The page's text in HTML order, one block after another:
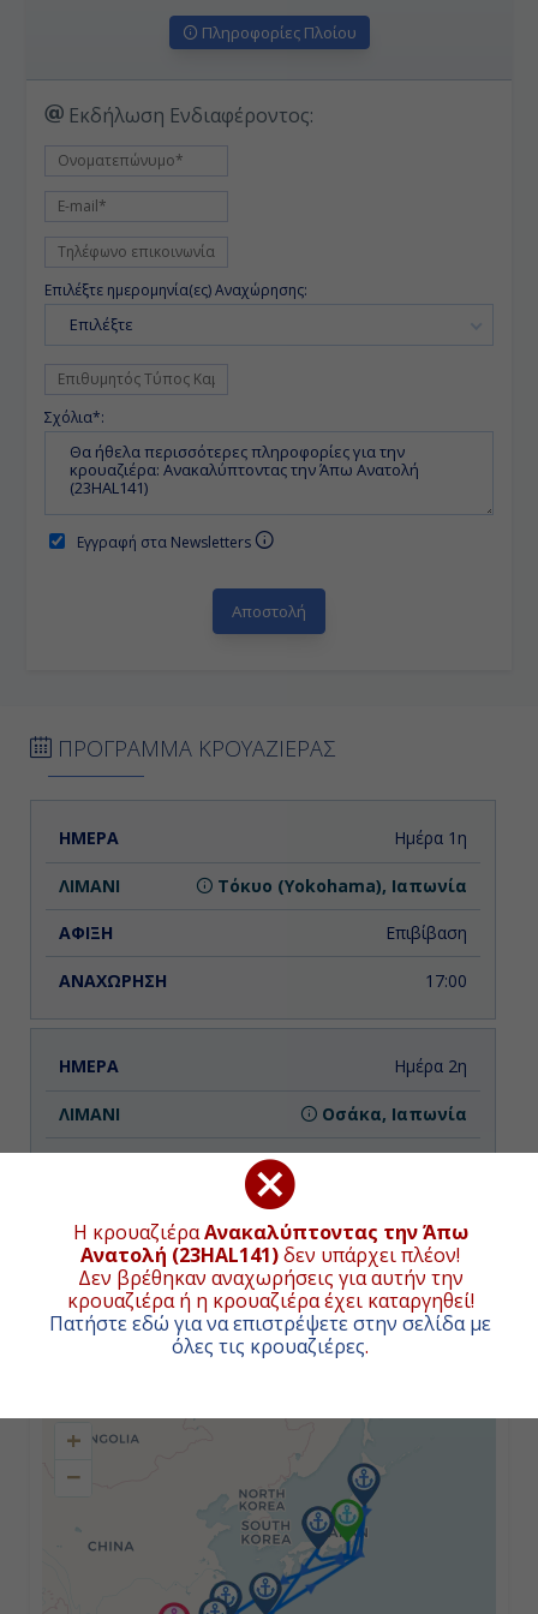
Η κρουαζιέραΑνακαλύπτοντας την Άπω
Ανατολή (23HAL141)δεν υπάρχει πλέον!
Δεν βρέθηκαν αναχωρήσεις για αυτήν την
κρουαζιέρα ή η κρουαζιέρα έχει καταργηθεί!
Πατήστε εδώ για να επιστρέψετε στην σελίδα με
όλες τις κρουαζιέρες.
Πληροφορίες Πλοίου
Εκδήλωση Ενδιαφέροντος:
Επιλέξτε ημερομηνία(ες) Αναχώρησης:
Επιλέξτε
Σχόλια*:
Εγγραφή στα Newsletters
ΠΡΟΓΡΑΜΜΑ ΚΡΟΥΑΖΙΕΡΑΣ
ΗΜΕΡΑ ΑΝΑΧΩΡΗΣΗ
Ημέρα 1η
Τόκυο (Yokohama), Ιαπωνία
Επιβίβαση
17:00
Ημέρα 2η
Οσάκα, Ιαπωνία
Ημέρα 3η
Οσάκα, Ιαπωνία
ΧΑΡΤΗΣ ΚΡΟΥΑΖΙΕΡΑΣ
+
−